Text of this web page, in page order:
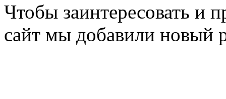
Чтобы заинтересовать и
сайт мы добавили новый